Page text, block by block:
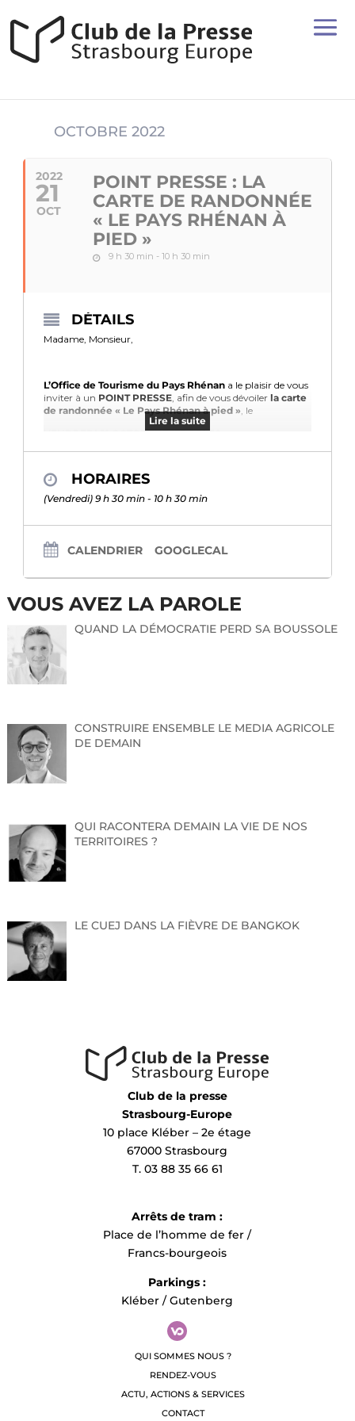
OCTOBRE 2022
2022
21
OCT
POINT PRESSE : LA
CARTE DE RANDONNÉE
« LE PAYS RHÉNAN À
PIED »
9 h 30 min - 10 h 30 min
Lire la suite
DÉTAILS
Madame, Monsieur,
L’Office de Tourisme du Pays Rhénana le plaisir de vous
inviter à un POINT PRESSE, afin de vous dévoiler la carte
de randonnée « Le Pays Rhénan à pied », le
VENDREDI 21 OCTOBRE 2022 à 9h30
9h30 : Présentation de la carte de randonnée
pour y découvrir le nouveau panneau de présentation de
ce circuit
Merci de bien vouloir me retourner le coupon-réponse ci-
joint d’ici le
Cordialement,
Manuela AICI
Office de Tourisme du Pays Rhénan
32, rue du Général de Gaulle | 67410 DRUSENHEIM
Nouveau numéro de téléphone : 07 48 13 21 46
HORAIRES
(Vendredi) 9 h 30 min - 10 h 30 min
CALENDRIER GOOGLECAL
VOUS AVEZ LA PAROLE
QUAND LA DÉMOCRATIE PERD SA BOUSSOLE
CONSTRUIRE ENSEMBLE LE MEDIA AGRICOLE
DE DEMAIN
QUI RACONTERA DEMAIN LA VIE DE NOS
TERRITOIRES ?
LE CUEJ DANS LA FIÈVRE DE BANGKOK
Club de la presse
Strasbourg-Europe
10 place Kléber – 2e étage
67000 Strasbourg
T. 03 88 35 66 61
Arrêts de tram :
Place de l’homme de fer /
Francs-bourgeois
Parkings :
Kléber / Gutenberg
QUI SOMMES NOUS ?
RENDEZ-VOUS
ACTU, ACTIONS & SERVICES
CONTACT